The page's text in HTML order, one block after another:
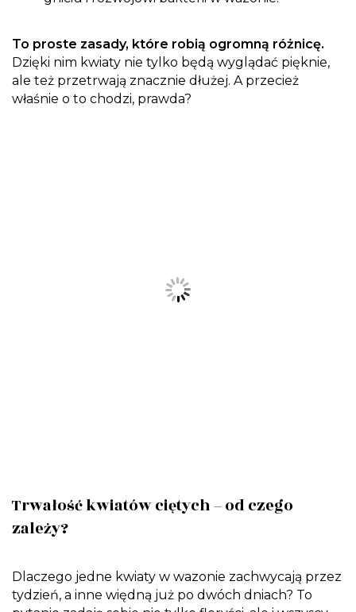
To proste zasady, które robią ogromną różnicę.
Dzięki nim kwiaty nie tylko będą wyglądać pięknie,
ale też przetrwają znacznie dłużej. A przecież
właśnie o to chodzi, prawda?
Trwałość kwiatów ciętych – od czego
zależy?
Dlaczego jedne kwiaty w wazonie zachwycają przez
tydzień, a inne więdną już po dwóch dniach? To